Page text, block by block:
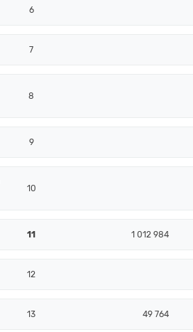
6
7
8
9
10
11 1 012 984
12
13 49 764